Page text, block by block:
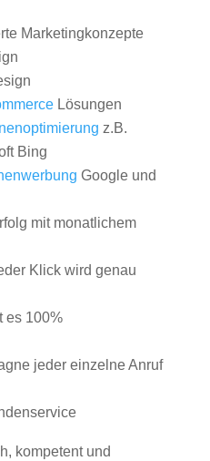
Marketingkonzepte
Lösungen
z.B.
Bing
Google und
mit monatlichem
Klick wird genau
es 100%
jeder einzelne Anruf
kompetent und